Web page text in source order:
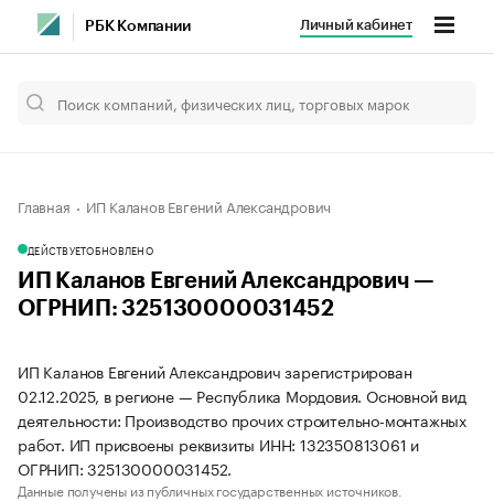
РБК Компании Личный кабинет
Главная ИП Каланов Евгений Александрович
ДЕЙСТВУЕТОБНОВЛЕНО
ИП Каланов Евгений Александрович —
ОГРНИП: 325130000031452
ИП Каланов Евгений Александрович зарегистрирован
02.12.2025, в регионе — Республика Мордовия. Основной вид
деятельности: Производство прочих строительно-монтажных
работ. ИП присвоены реквизиты ИНН: 132350813061 и
ОГРНИП: 325130000031452.
Данные получены из публичных государственных источников.